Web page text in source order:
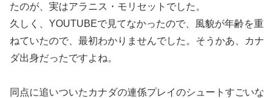
たのが、実はアラニス・モリセットでした。
久しく、YOUTUBEで見てなかったので、風貌が年齢を重
ねていたので、最初わかりませんでした。そうかあ、カナ
ダ出身だったですよね。
同点に追いついたカナダの連係プレイのシュートすごいな